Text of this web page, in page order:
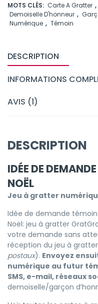
MOTS CLÉS: Carte A Gratter ,
Demoiselle D'honneur ,
Numérique , Témoin
DESCRIPTION
INFORMATIONS
AVIS (1)
DESCRIPTION
IDÉE DE
NOËL
Jeu à gratter
Idée de demande
Noël: jeu à gratter
votre demande sans
réception du jeu à
postaux). Envoyez
numérique au futur
SMS, e-mail, réseaux
demoiselle/garçon